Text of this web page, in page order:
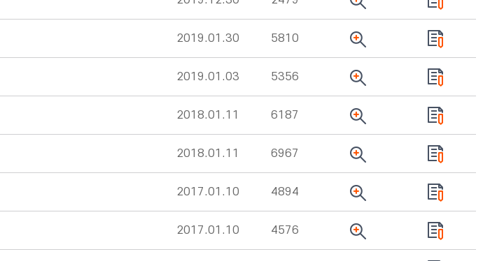
2019.01.30 5810
2019.01.03 5356
2018.01.11 6187
2018.01.11 6967
2017.01.10 4894
2017.01.10 4576